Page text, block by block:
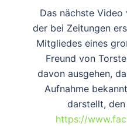
Das nächste Video
der bei Zeitungen
Mitgliedes eines
Freund von
davon ausgehen,
Aufnahme
darstellt,
https://